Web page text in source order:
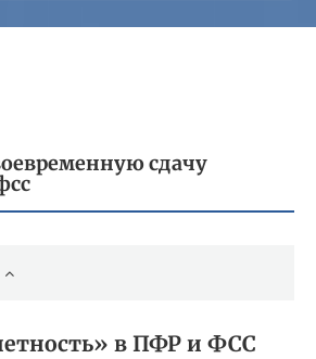
сдачу
в ПФР и ФСС